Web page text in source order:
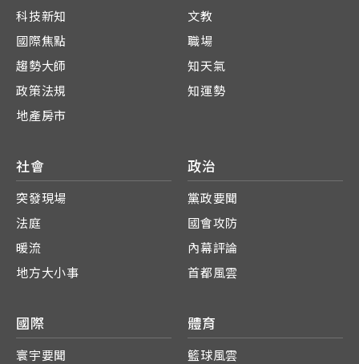
科技新知
國際焦點
趨勢大師
政策法規
地產房市
文教
職場
知天氣
知運勢
社會
突發現場
法庭
暖流
地方大小事
政治
黨政要聞
國會攻防
內幕評論
首都風雲
國際
寰宇要聞
體育
籃球風雲